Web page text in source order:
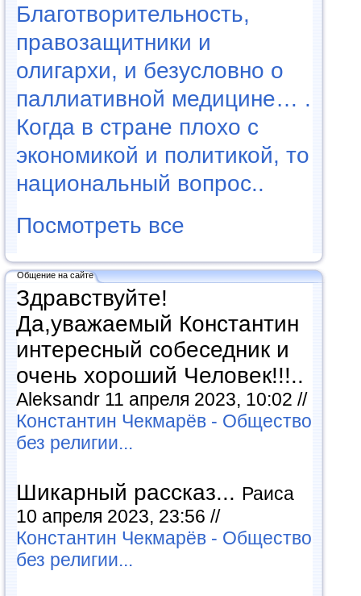
Благотворительность,
правозащитники и
олигархи, и безусловно о
паллиативной медицине… .
Когда в стране плохо с
экономикой и политикой, то
национальный вопрос..
Посмотреть все
Общение на сайте
Здравствуйте!
Да,уважаемый Константин
интересный собеседник и
очень хороший Человек!!!..
Aleksandr 11 апреля 2023, 10:02 //
Константин Чекмарёв - Общество
без религии...
Шикарный рассказ... Раиса
10 апреля 2023, 23:56 //
Константин Чекмарёв - Общество
без религии...